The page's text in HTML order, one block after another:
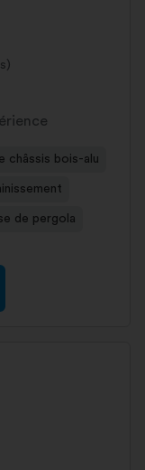
châssis bois-alu
de pergola